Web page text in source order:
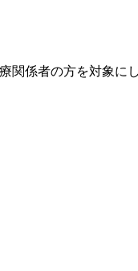
関係者の方を対象に